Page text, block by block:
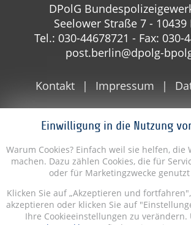
Einwilligung in die Nutzung
Warum Cookies? Einfach weil sie helfen, die
machen. Dazu zählen Cookies, die für
oder für Marketingzwecke
Klicken Sie auf „Akzeptieren und
akzeptieren oder klicken Sie auf
Ihre Cookieeinstellungen zu verändern.
DPolG
Seelower Straße 7 -
Tel.: 030-44678721 - Fax: 030-
post.berlin@dpolg-
Kontakt Impressum